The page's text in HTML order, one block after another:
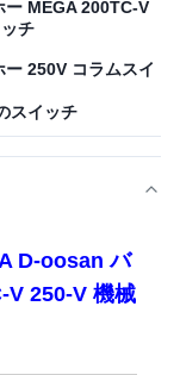
ー MEGA 200TC-V
チ
ー 250V コラムスイ
スイッチ
D-oosan バ
V 250-V 機械